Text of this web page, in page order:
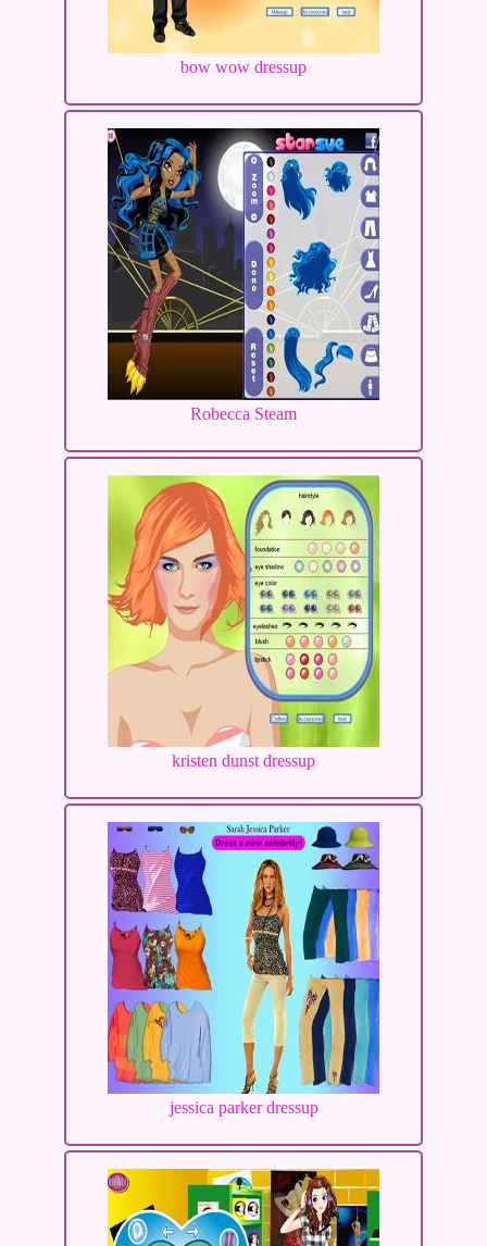
bow wow dressup
Robecca Steam
kristen dunst dressup
jessica parker dressup